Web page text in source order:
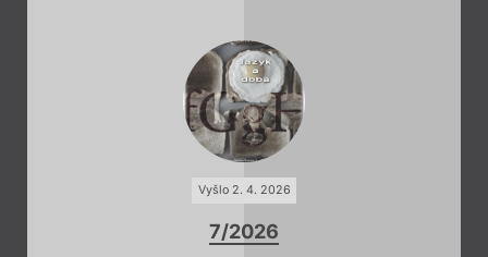
Vyšlo 2. 4. 2026
7/2026